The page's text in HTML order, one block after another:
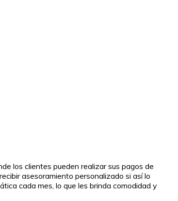
los clientes pueden realizar sus pagos de
asesoramiento personalizado si así lo
cada mes, lo que les brinda comodidad y